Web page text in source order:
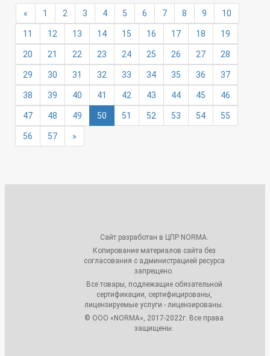
« 1 2 3 4 5 6 7 8 9 10
11 12 13 14 15 16 17 18 19
20 21 22 23 24 25 26 27 28
29 30 31 32 33 34 35 36 37
38 39 40 41 42 43 44 45 46
47 48 49 50 (текущая)
51 52 53 54 55
56 57 »
Сайт разработан в ЦПР NORMA.
Копирование материалов сайта без
согласования с администрацией ресурса
запрещено.
Все товары, подлежащие обязательной
сертификации, сертифицированы,
лицензируемые услуги - лицензированы.
© ООО «NORMA», 2017-2022г. Все права
защищены.